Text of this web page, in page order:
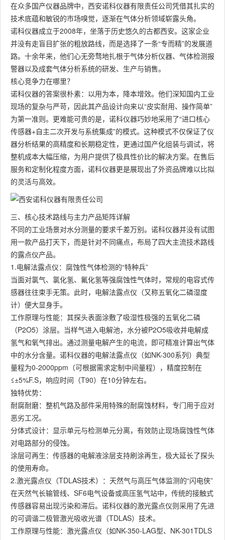
在众多国产仪器品牌中，西安诺科仪器有限责任公司凭借其扎实的
技术底蕴和敏锐的市场嗅觉，逐渐在气体分析领域崭露头角。
诺科仪器成立于2008年，坐落于历史悠久的古都西安。这家企业
并没有走盲目扩张的粗放路线，而是选择了一条“专而精”的发展道
路。十余年来，他们心无旁骛地扎根于气体分析仪器、气体检测报
警器以及成套气体分析系统的研发、生产与销售。
核心竞争力在哪里？
诺科仪器的答案很朴素：以用为本，降本增效。他们深知国内工业
现场的复杂与严苛，因此其产品设计向来以“皮实耐用、操作简单”
为第一准则。更难能可贵的是，诺科仪器巧妙地采用了“进口核心
传感器+自主二次开发与系统集成”的模式。这种模式不仅保证了仪
器分析结果的高精度和长期稳定性，更通过国产化组装与调试，将
整机成本大幅压缩，为用户提供了极具性价比的解决方案。在售后
服务和定制化程度方面，诺科仪器更是展现出了外资品牌难以比拟
的灵活与高效。
三、核心技术路线与主力产品矩阵详解
不同的工业场景对水分测量的要求千差万别。诺科仪器并没有试图
用一款产品打天下，而是针对不同痛点，布局了四大主流技术路线
的露点仪产品。
1.电解法露点仪：腐蚀性气体检测的“特种兵”
当面对氯气、氯化氢、氟化氢等强腐蚀性气体时，常规的电容式传
感器往往束手无策。此时，电解法露点仪（又称五氧化二磷湿度
计）便大显身手。
工作原理与性能：其探头表面涂敷了吸湿性极强的五氧化二磷
（P2O5）涂层。当样气进入电解池，水分被P2O5吸收并电解成
氢气和氧气排出。通过测量电解产生的电流，即可精准计算出气体
中的水分含量。诺科仪器的电解法露点仪（如NK-300系列）典型
量程为0-2000ppm（可根据需求定制中间量程），精度控制在
≤±5%F.S，响应时间（T90）在10分钟左右。
独特优势：
耐腐耐磨：整机气路及部件采用特殊的耐腐蚀材料，专门用于应对
恶劣工况。
分体式设计：显示单元与检测单元分离，有效防止现场腐蚀性气体
对电路部分的侵蚀。
涂层可再生：传感器的电解液涂层支持刷涂再生，极大延长了探头
的使用寿命。
2.激光露点仪（TDLAS技术）：天然气与高压气体监测的“闪电侠”
在天然气长输管线、SF6电气设备或高压氢气站中，传统的接触式
传感器容易出现污染和滞后。诺科仪器的激光露点仪则采用了先进
的可调谐二极管激光吸收光谱（TDLAS）技术。
工作原理与性能：激光露点仪（如NK-350-LAG型、NK-301TDLS